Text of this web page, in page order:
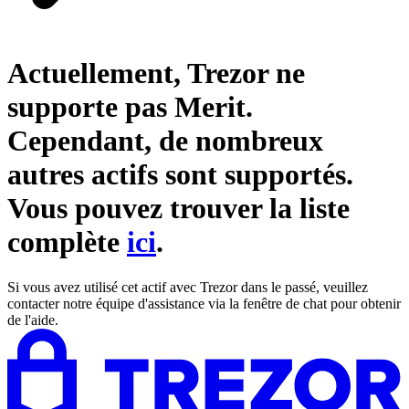
Actuellement, Trezor ne
supporte pas Merit.
Cependant, de nombreux
autres actifs sont supportés.
Vous pouvez trouver la liste
complète ici.
Si vous avez utilisé cet actif avec Trezor dans le passé, veuillez
contacter notre équipe d'assistance via la fenêtre de chat pour obtenir
de l'aide.